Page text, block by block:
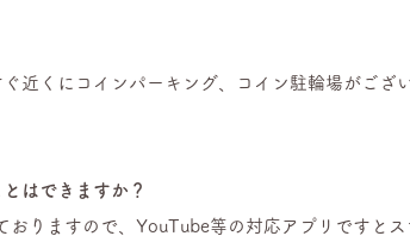
近くにコインパーキング、コイン駐輪場がござ
はできますか？
おりますので、YouTube等の対応アプリですと